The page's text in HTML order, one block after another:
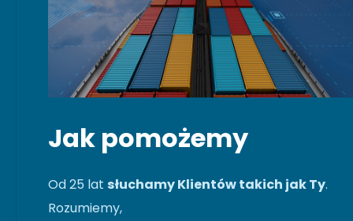
Jak pomożemy
Od 25 lat słuchamy Klientów takich jak Ty.
Rozumiemy,